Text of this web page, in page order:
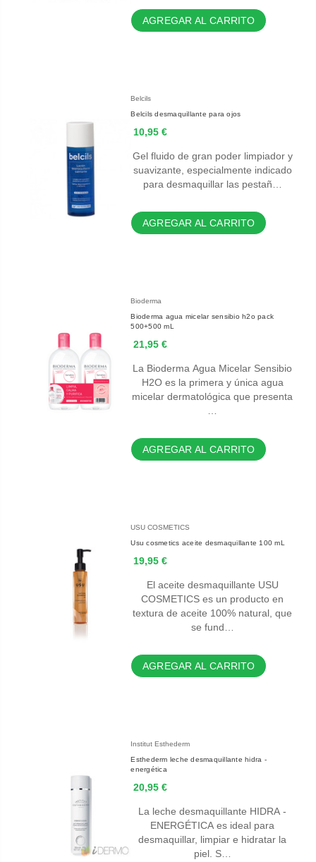
AGREGAR AL CARRITO
Belcils
Belcils desmaquillante para ojos
10,95 €
Gel fluido de gran poder limpiador y
suavizante, especialmente indicado
para desmaquillar las pestañ…
AGREGAR AL CARRITO
Bioderma
Bioderma agua micelar sensibio h2o pack
500+500 mL
21,95 €
La Bioderma Agua Micelar Sensibio
H2O es la primera y única agua
micelar dermatológica que presenta
AGREGAR AL CARRITO
USU COSMETICS
Usu cosmetics aceite desmaquillante 100 mL
19,95 €
El aceite desmaquillante USU
COSMETICS es un producto en
textura de aceite 100% natural, que
se fund…
AGREGAR AL CARRITO
Institut Esthederm
Esthederm leche desmaquillante hidra -
energética
20,95 €
La leche desmaquillante HIDRA -
ENERGÉTICA es ideal para
desmaquillar, limpiar e hidratar la
piel. S…